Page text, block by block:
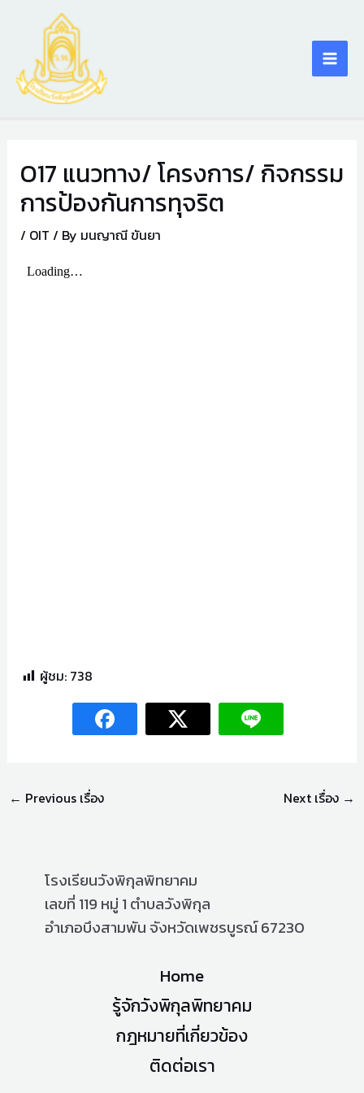
O17 แนวทาง/ โครงการ/ กิจกรรม
การป้องกันการทุจริต
/ OIT / By มนญาณี ขันยา
ผู้ชม: 738
← Previous เรื่อง Next เรื่อง →
โรงเรียนวังพิกุลพิทยาคม
เลขที่ 119 หมู่ 1 ตำบลวังพิกุล
อำเภอบึงสามพัน จังหวัดเพชรบูรณ์ 67230
Home
รู้จักวังพิกุลพิทยาคม
กฎหมายที่เกี่ยวข้อง
ติดต่อเรา